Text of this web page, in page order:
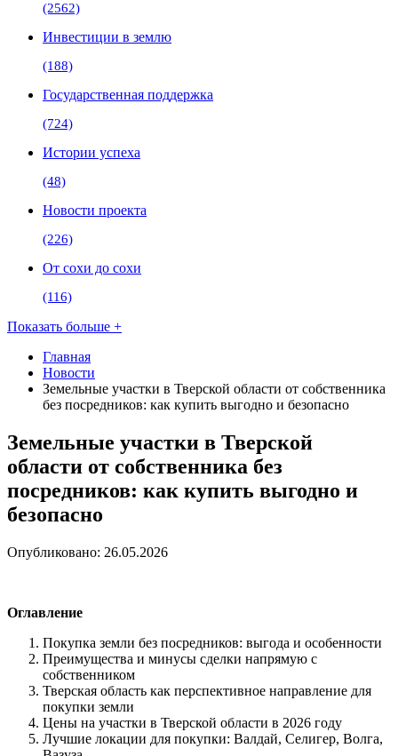
(2562)
Инвестиции в землю
(188)
Государственная поддержка
(724)
Истории успеха
(48)
Новости проекта
(226)
От сохи до сохи
(116)
Показать больше +
Главная
Новости
Земельные участки в Тверской области от собственника
без посредников: как купить выгодно и безопасно
Земельные участки в Тверской
области от собственника без
посредников: как купить выгодно и
безопасно
Опубликовано: 26.05.2026
Оглавление
Покупка земли без посредников: выгода и особенности
Преимущества и минусы сделки напрямую с
собственником
Тверская область как перспективное направление для
покупки земли
Цены на участки в Тверской области в 2026 году
Лучшие локации для покупки: Валдай, Селигер, Волга,